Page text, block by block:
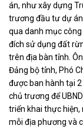
án, như xây dựng
trương đầu tư dự
qua danh mục
đích sử dụng đất
trên địa bàn tỉnh.
Đảng bộ tỉnh, Phó
được ban hành tại
chủ trương để
triển khai thực
mỗi địa phương và